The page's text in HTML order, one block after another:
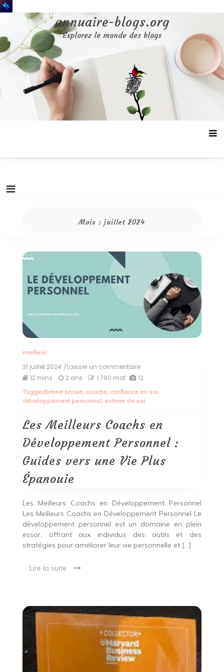
Aller
au
annuaire-blogs.org
Explorez le monde des blogs
Mois :juillet 2024
meilleur
31 juillet 2024 /Laisser un commentaireon
Les
Coachs
en
:
vers
une
Vie
12 mins 2 ans 1 790 mot 12
Taggedbrené brown, coachs, confiance en soi,
développement personnel, estime de soi
Les Meilleurs Coachs en
Développement Personnel :
Guides vers une Vie Plus
Épanouie
Les Meilleurs Coachs en Développement Personnel
Les Meilleurs Coachs en Développement Personnel Le
développement personnel est un domaine en plein
essor, offrant aux individus des outils et des
stratégies pour améliorer leur vie personnelle et […]
Lire la suite